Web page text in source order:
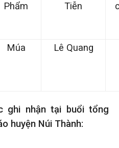
Phẩm
Tiễn
Múa Lê Quang
ghi nhận tại buổi tổng
huyện Núi Thành: